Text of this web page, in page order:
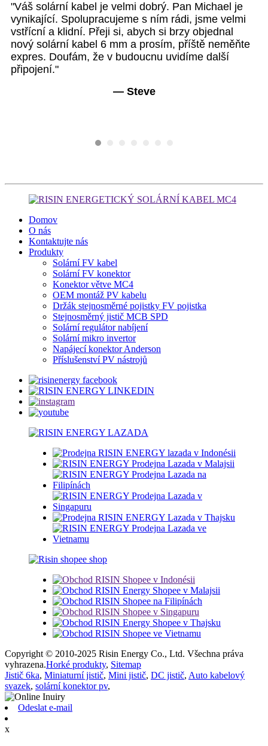
"Váš solární kabel je velmi dobrý. Pan Michael je
vynikající. Spolupracujeme s ním rádi, jsme velmi
vstřícní a klidní. Přeji si, abych si brzy objednal
nový solární kabel 6 mm a prosím, příště neměňte
expres. Doufám, že v budoucnu uvidíme další
připojení."
— Steve
Domov
O nás
Kontaktujte nás
Produkty
Solární FV kabel
Solární FV konektor
Konektor větve MC4
OEM montáž PV kabelu
Držák stejnosměrné pojistky FV pojistka
Stejnosměrný jistič MCB SPD
Solární regulátor nabíjení
Solární mikro invertor
Napájecí konektor Anderson
Příslušenství PV nástrojů
Copyright © 2010-2025 Risin Energy Co., Ltd. Všechna práva
vyhrazena.Horké produkty, Sitemap
Jistič 6ka, Miniaturní jistič, Mini jistič, DC jistič, Auto kabelový
svazek, solární konektor pv,
Odeslat e-mail
x